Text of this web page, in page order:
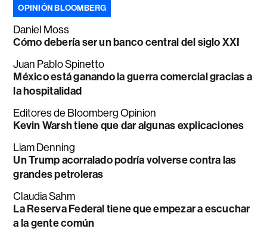
OPINIÓN BLOOMBERG
Daniel Moss
Cómo debería ser un banco central del siglo XXI
Juan Pablo Spinetto
México está ganando la guerra comercial gracias a
la hospitalidad
Editores de Bloomberg Opinion
Kevin Warsh tiene que dar algunas explicaciones
Liam Denning
Un Trump acorralado podría volverse contra las
grandes petroleras
Claudia Sahm
La Reserva Federal tiene que empezar a escuchar
a la gente común